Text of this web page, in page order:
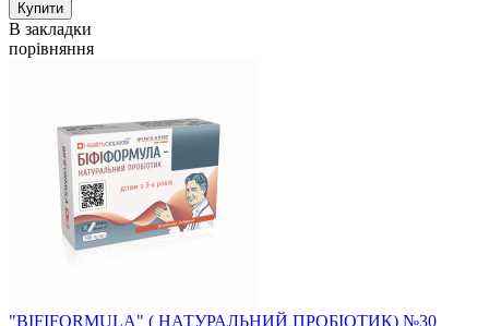
В закладки
порівняння
"BIFIFORMULA" ( НАТУРАЛЬНИЙ ПРОБІОТИК) №30